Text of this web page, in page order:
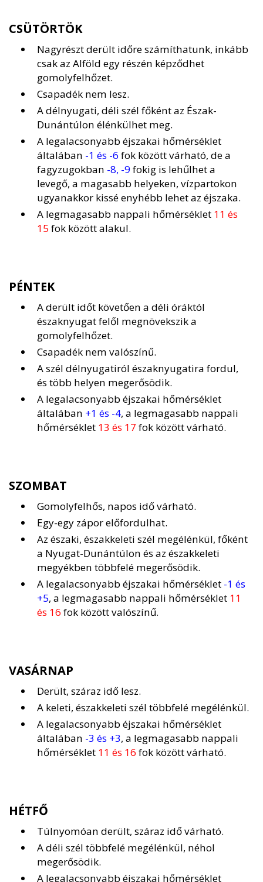
CSÜTÖRTÖK
Nagyrészt derült időre számíthatunk, inkább
csak az Alföld egy részén képződhet
gomolyfelhőzet.
Csapadék nem lesz.
A délnyugati, déli szél főként az Észak-
Dunántúlon élénkülhet meg.
A legalacsonyabb éjszakai hőmérséklet
általában -1 és -6 fok között várható, de a
fagyzugokban -8, -9fokig is lehűlhet a
levegő, a magasabb helyeken, vízpartokon
ugyanakkor kissé enyhébb lehet az éjszaka.
A legmagasabb nappali hőmérséklet 11 és
15 fok között alakul.
PÉNTEK
A derült időt követően a déli óráktól
északnyugat felől megnövekszik a
gomolyfelhőzet.
Csapadék nem valószínű.
A szél délnyugatiról északnyugatira fordul,
és több helyen megerősödik.
A legalacsonyabb éjszakai hőmérséklet
általában +1 és -4, a legmagasabb nappali
hőmérséklet 13 és 17 fok között várható.
SZOMBAT
Gomolyfelhős, napos idő várható.
Egy-egy zápor előfordulhat.
Az északi, északkeleti szél megélénkül, főként
a Nyugat-Dunántúlon és az északkeleti
megyékben többfelé megerősödik.
A legalacsonyabb éjszakai hőmérséklet -1 és
+5, a legmagasabb nappali hőmérséklet 11
és 16 fok között valószínű.
VASÁRNAP
Derült, száraz idő lesz.
A keleti, északkeleti szél többfelé megélénkül.
A legalacsonyabb éjszakai hőmérséklet
általában -3 és +3, a legmagasabb nappali
hőmérséklet 11 és 16 fok között várható.
HÉTFŐ
Túlnyomóan derült, száraz idő várható.
A déli szél többfelé megélénkül, néhol
megerősödik.
A legalacsonyabb éjszakai hőmérséklet